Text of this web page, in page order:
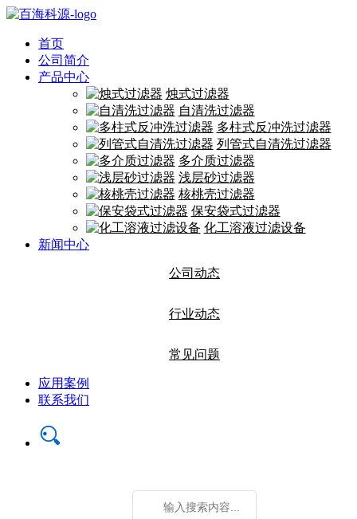
首页
公司简介
产品中心
烛式过滤器
自清洗过滤器
多柱式反冲洗过滤器
列管式自清洗过滤器
多介质过滤器
浅层砂过滤器
核桃壳过滤器
保安袋式过滤器
化工溶液过滤设备
新闻中心
公司动态
行业动态
常见问题
应用案例
联系我们